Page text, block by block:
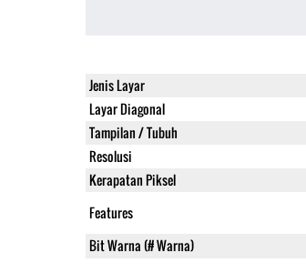
Jenis Layar
Layar Diagonal
Tampilan / Tubuh
Resolusi
Kerapatan Piksel
Features
Bit Warna (# Warna)